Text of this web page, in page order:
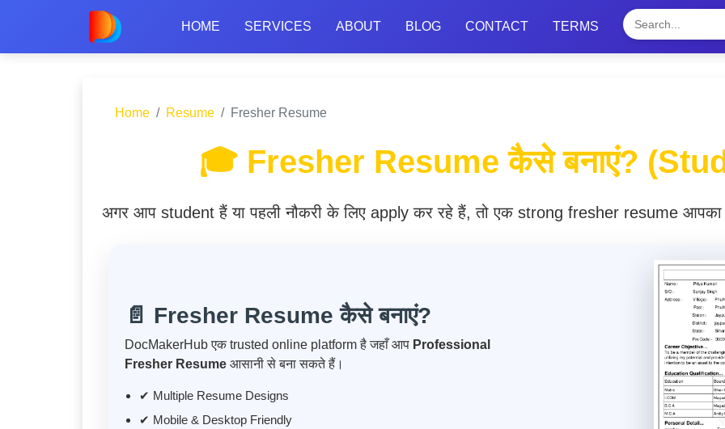
HOME SERVICES ABOUT BLOG CONTACT TERMS
Home Resume Fresher Resume
🎓 Fresher Resume कैसे बनाएं?
अगर आप student हैं या पहली नौकरी के लिए apply कर रहे हैं, तो एक strong fresher resume आपका
📄 Fresher Resume कैसे बनाएं?
DocMakerHub एक trusted online platform है जहाँ आप Professional
Fresher Resume आसानी से बना सकते हैं।
✔ Multiple Resume Designs
✔ Mobile & Desktop Friendly